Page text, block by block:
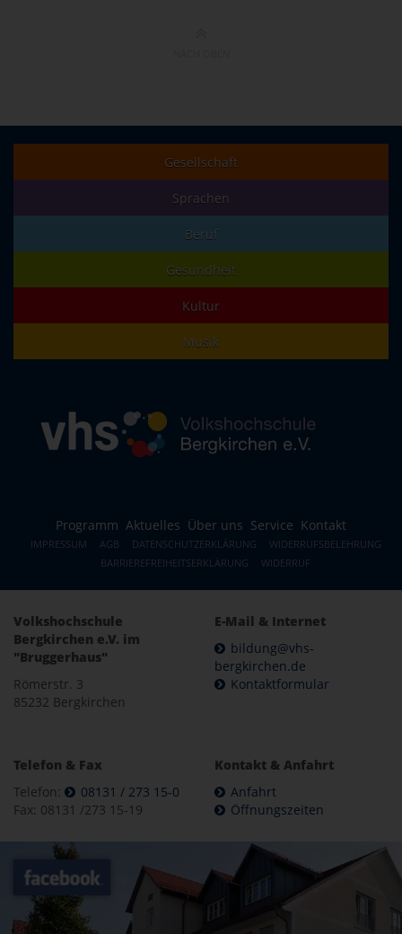
Gesellschaft
Sprachen
Beruf
Gesundheit
Kultur
Musik
Programm Aktuelles Über uns Service Kontakt
IMPRESSUM AGB DATENSCHUTZERKLÄRUNG
WIDERRUFSBELEHRUNG
BARRIEREFREIHEITSERKLÄRUNG
WIDERRUF
Volkshochschule
Bergkirchen e.V. im
"Bruggerhaus"
Römerstr. 3
85232 Bergkirchen
E-Mail & Internet
bildung@vhs-
bergkirchen.de
Kontaktformular
Telefon & Fax
Telefon:
08131 / 273 15-0
Fax: 08131 /273 15-19
Kontakt & Anfahrt
Anfahrt
Öffnungszeiten